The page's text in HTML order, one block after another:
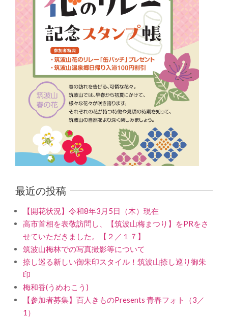
最近の投稿
【開花状況】令和8年3月5日（木）現在
高市首相を表敬訪問し、【筑波山梅まつり】をPRをさ
せていただきました。【２／１７】
筑波山梅林での写真撮影等について
捺し巡る新しい御朱印スタイル！筑波山捺し巡り御朱
印
梅和香(うめわこう)
【参加者募集】百人きものPresents 青春フォト（3／
1）